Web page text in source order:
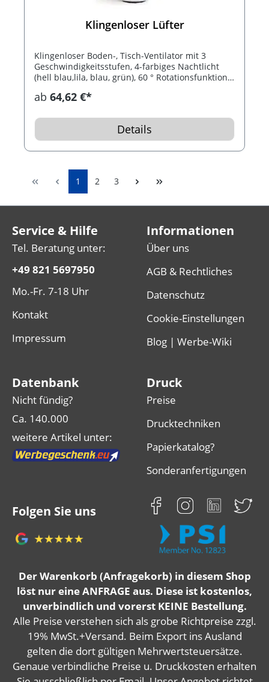
Klingenloser Lüfter
Klingenloser Boden-, Tisch-Ventilator mit 3
Geschwindigkeitsstufen, 4-farbiges Nachtlicht
(hell blau,lila, blau, grün), 60 ° Rotationsfunktion
inklusive: Fernbedienung. Der Ventilator macht
Schlafzimmer, Küche oder Wohnzimmer...
ab 64,62 €*
Details
1 2 3
Service & Hilfe
Tel. Beratung unter:
+49 821 5697950
Mo.-Fr. 7-18 Uhr
Kontakt
Impressum
Informationen
Über uns
AGB & Rechtliches
Datenschutz
Cookie-Einstellungen
Blog | Werbe-Wiki
Datenbank
Nicht fündig?
Ca. 140.000
weitere Artikel unter:
Druck
Preise
Drucktechniken
Papierkatalog?
Sonderanfertigungen
Folgen Sie uns
Der Warenkorb (Anfragekorb) in diesem Shop
löst nur eine ANFRAGE aus. Diese ist kostenlos,
unverbindlich und vorerst KEINE Bestellung.
Alle Preise verstehen sich als grobe Richtpreise zzgl.
19% MwSt.+Versand. Beim Export ins Ausland
gelten die dort gültigen Mehrwertsteuersätze.
Genaue verbindliche Preise u. Druckkosten erhalten